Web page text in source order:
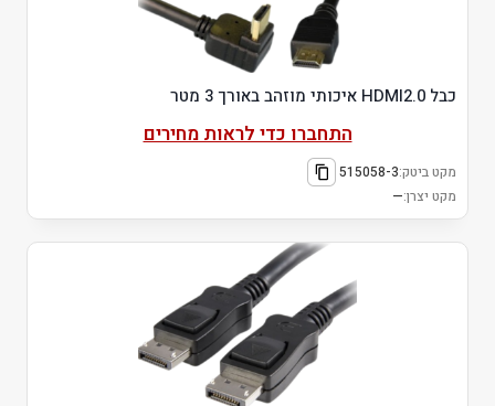
כבל HDMI2.0 איכותי מוזהב באורך 3 מטר
התחברו כדי לראות מחירים
מקט ביטק:515058-3
מקט יצרן:—